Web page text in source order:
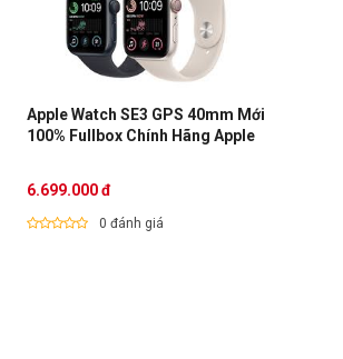
Apple Watch SE3 GPS 40mm Mới
100% Fullbox Chính Hãng Apple
6.699.000 đ
0 đánh giá